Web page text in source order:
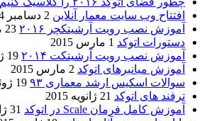
افتتاح وب سایت معمار آنلاین 2 دسامبر 2014
آموزش نصب رویت آرشیتکچر ۲۰۱۶
23 می 2015
دستورات اتوکد 1 مارس 2015
آموزش نصب رویت آرشیتکت ۲۰۱۴
19 ژانویه 2015
آموزش میانبرهای اتوکد 2 مارس 2015
سوالات اسکیس ارشد معماری ۹۳
19 ژوئن 2015
ترفند های اتوکد 21 ژانویه 2015
آموزش کامل فرمان Scale در اتوکد
31 ژانویه 2016